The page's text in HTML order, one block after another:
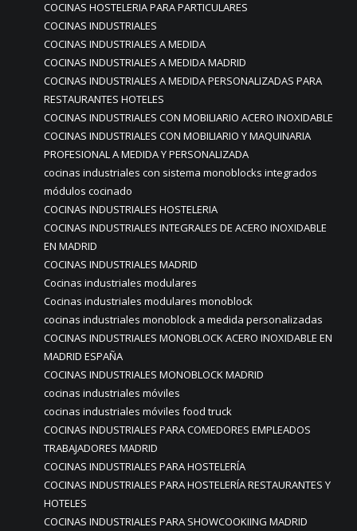
COCINAS HOSTELERIA PARA PARTICULARES
COCINAS INDUSTRIALES
COCINAS INDUSTRIALES A MEDIDA
COCINAS INDUSTRIALES A MEDIDA MADRID
COCINAS INDUSTRIALES A MEDIDA PERSONALIZADAS PARA
RESTAURANTES HOTELES
COCINAS INDUSTRIALES CON MOBILIARIO ACERO INOXIDABLE
COCINAS INDUSTRIALES CON MOBILIARIO Y MAQUINARIA
PROFESIONAL A MEDIDA Y PERSONALIZADA
cocinas industriales con sistema monoblocks integrados
módulos cocinado
COCINAS INDUSTRIALES HOSTELERIA
COCINAS INDUSTRIALES INTEGRALES DE ACERO INOXIDABLE
EN MADRID
COCINAS INDUSTRIALES MADRID
Cocinas industriales modulares
Cocinas industriales modulares monoblock
cocinas industriales monoblock a medida personalizadas
COCINAS INDUSTRIALES MONOBLOCK ACERO INOXIDABLE EN
MADRID ESPAÑA
COCINAS INDUSTRIALES MONOBLOCK MADRID
cocinas industriales móviles
cocinas industriales móviles food truck
COCINAS INDUSTRIALES PARA COMEDORES EMPLEADOS
TRABAJADORES MADRID
COCINAS INDUSTRIALES PARA HOSTELERÍA
COCINAS INDUSTRIALES PARA HOSTELERÍA RESTAURANTES Y
HOTELES
COCINAS INDUSTRIALES PARA SHOWCOOKIING MADRID